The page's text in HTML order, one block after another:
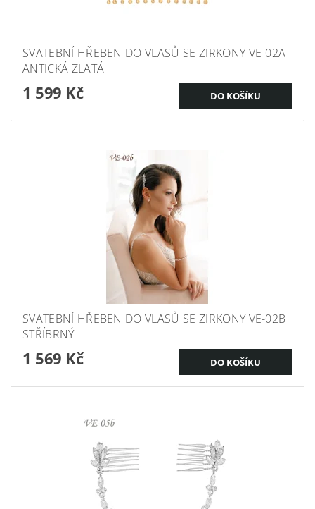
SVATEBNÍ HŘEBEN DO VLASŮ SE ZIRKONY VE-02A
ANTICKÁ ZLATÁ
1 599 Kč
SVATEBNÍ HŘEBEN DO VLASŮ SE ZIRKONY VE-02B
STŘÍBRNÝ
1 569 Kč